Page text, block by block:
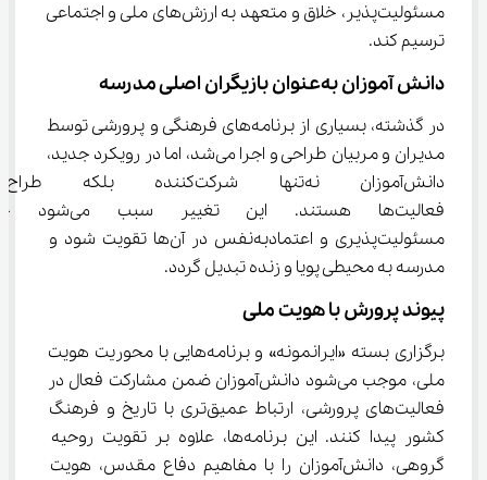
مسئولیت‌پذیر، خلاق و متعهد به ارزش‌های ملی و اجتماعی
ترسیم کند.
دانش‌ آموزان به‌عنوان بازیگران اصلی مدرسه
در گذشته، بسیاری از برنامه‌های فرهنگی و پرورشی توسط
مدیران و مربیان طراحی و اجرا می‌شد، اما در رویکرد جدید،
دانش‌آموزان نه‌تنها
فعالیت‌ها هستند. این
مسئولیت‌پذیری و اعتمادبه‌نفس در آن‌ها تقویت شود و
مدرسه به محیطی پویا و زنده تبدیل گردد.
پیوند پرورش با هویت ملی
برگزاری بسته «ایرانمونه» و برنامه‌هایی با محوریت هویت
ملی، موجب می‌شود دانش‌آموزان ضمن مشارکت فعال در
فعالیت‌های پرورشی، ارتباط عمیق‌تری با تاریخ و فرهنگ
کشور پیدا کنند. این برنامه‌ها، علاوه بر تقویت روحیه
گروهی، دانش‌آموزان را با مفاهیم دفاع مقدس، هویت